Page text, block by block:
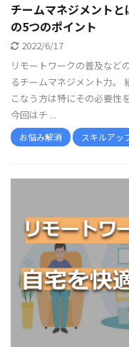
チームマネジメント
の5つのポイント
2022/6/17
リモートワークの普及など
るチームマネジメント力。
こなう方は特にその必要性
今回はチ ...
お悩み解消 スキルアッ